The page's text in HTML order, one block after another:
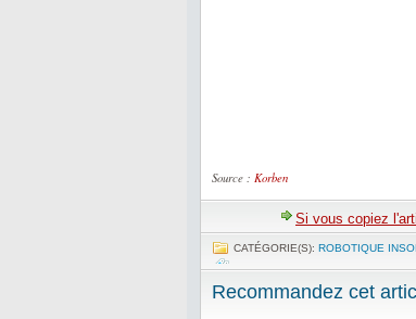
Source : Korben
Si vous copiez
CATÉGORIE(S): ROBOTIQUE
Recommandez cet